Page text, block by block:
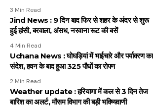
3 Min Read
Jind News : 9 दिन बाद फिर से शहर के अंदर से शुरू
हुई हांसी, बरवाला, अंसध, नरवाना रूट की बसें
4 Min Read
Uchana News : घोघड़ियां में भाईचारे और पर्यावरण का
संदेश, हवन के बाद हुआ 325 पौधों का रोपण
2 Min Read
Weather update : हरियाणा में कल से 3 दिन तेज
बारिश का अलर्ट, मौसम विभाग की बड़ी भविष्यवाणी